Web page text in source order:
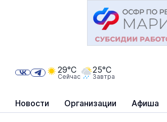
Новости Организации Афиша
29°C
Сейчас
25°C
Завтра